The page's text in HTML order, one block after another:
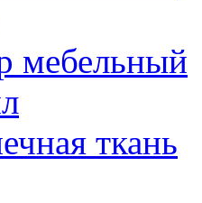
мебельный
ткань